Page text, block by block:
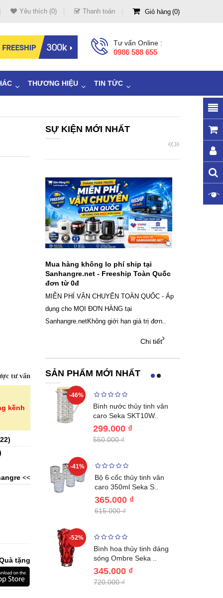
Yêu thích (0) Thanh toán Giỏ hàng 0
Tư vấn Online :
0986 588 655
THƯƠNG HIỆU TIN TỨC
tư vấn
kềnh
)
<<
tặng
SỰ KIỆN MỚI NHẤT
«»
Mua hàng không lo phí ship tại
Sanhangre.net - Freeship Toàn Quốc
đơn từ 0đ
MIỄN PHÍ VẬN CHUYỂN TOÀN QUỐC - Áp
dụng cho MỌI ĐƠN HÀNG tại
Sanhangre.netKhông giới hạn giá trị đơn..
Chi tiết
SẢN PHẨM MỚI NHẤT
LK24-
vùng cổ,
Nhật..
-46%
Bình nước thủy tinh vân
caro Seka SKT10W..
299.000 ₫
550.000 ₫
-41%
Bộ 6 cốc thủy tinh vân
caro 350ml Seka S..
365.000 ₫
615.000 ₫
-52%
Bình hoa thủy tinh dáng
sóng Ombre Seka ..
345.000 ₫
720.000 ₫